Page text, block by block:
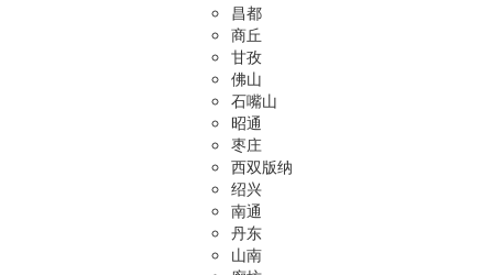
昌都
商丘
甘孜
佛山
石嘴山
昭通
枣庄
西双版纳
绍兴
南通
丹东
山南